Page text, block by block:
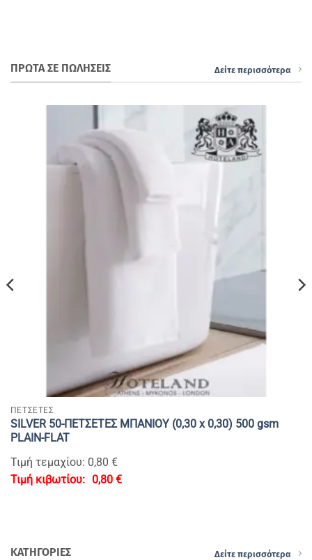
ΠΡΩΤΑ ΣΕ ΠΩΛΗΣΕΙΣ Δείτε περισσότερα
ΠΕΤΣΕΤΕΣ
SILVER 50-ΠΕΤΣΕΤΕΣ ΜΠΑΝΙΟΥ (0,30 x 0,30) 500 gsm
PLAIN-FLAT
Τιμή τεμαχίου: 0,80 €
0,80 €
ΚΑΤΗΓΟΡΙΕΣ Δείτε περισσότερα